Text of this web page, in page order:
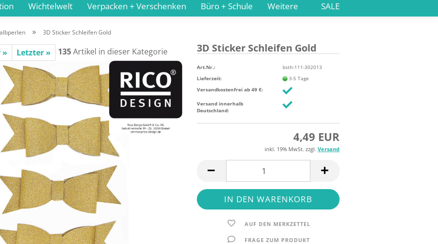
Konto erstellen
Wichtelwelt Verpacken + Verschenken Büro + Schule SALE
Weitere
» 3D Sticker Schleifen Gold
» Letzter » 135Artikel in dieser Kategorie 3D Sti­cker Schlei­fen Gold
Art.Nr.:
bsth-111-302013
Lieferzeit:
3-5 Tage
Versandkostenfrei ab 49 €:
Versand innerhalb
Deutschland:
4,49 EUR
inkl. 19% MwSt. zzgl. Versand
AUF DEN MERKZETTEL
FRAGE ZUM PRODUKT